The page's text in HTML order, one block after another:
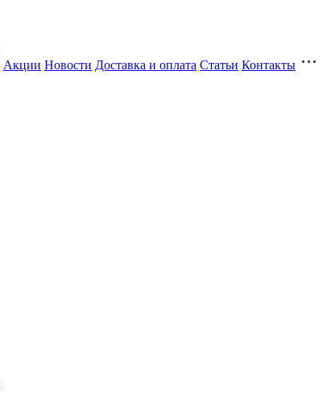
Акции Новости Доставка и оплата Статьи Контакты